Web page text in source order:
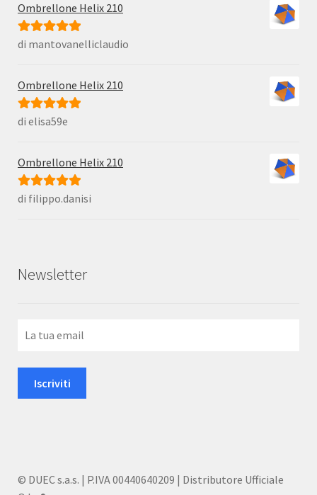
Ombrellone Helix 210
Valutato5su
di mantovanelliclaudio
Ombrellone Helix 210
Valutato5su
di elisa59e
Ombrellone Helix 210
Valutato5 su
di filippo.danisi
Newsletter
© DUEC s.a.s. | P.IVA 00440640209 | Distributore Ufficiale